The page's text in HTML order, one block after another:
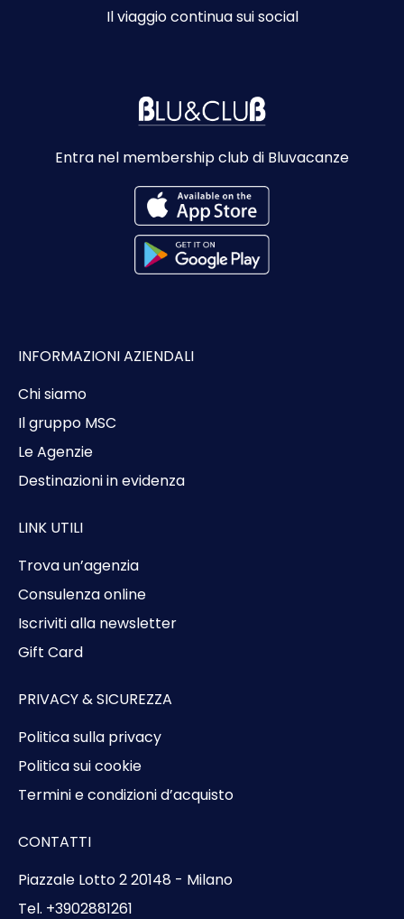
Il viaggio continua sui social
Entra nel membership club di Bluvacanze
INFORMAZIONI AZIENDALI
Chi siamo
Il gruppo MSC
Le Agenzie
Destinazioni in evidenza
LINK UTILI
Trova un’agenzia
Consulenza online
Iscriviti alla newsletter
Gift Card
PRIVACY & SICUREZZA
Politica sulla privacy
Politica sui cookie
Termini e condizioni d’acquisto
CONTATTI
Piazzale Lotto 2 20148 - Milano
Tel. +3902881261